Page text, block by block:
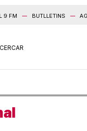
9 FM BUTLLETINS